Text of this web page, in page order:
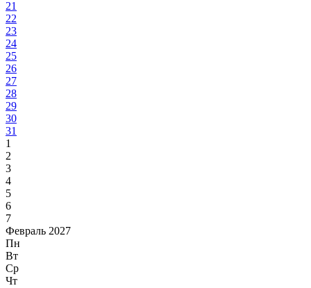
21
22
23
24
25
26
27
28
29
30
31
1
2
3
4
5
6
7
Февраль 2027
Пн
Вт
Ср
Чт